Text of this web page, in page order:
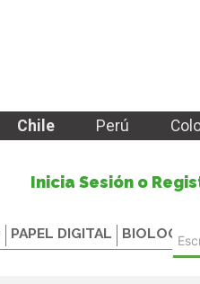
Chile Perú
Inicia Sesión o
PAPEL DIGITAL